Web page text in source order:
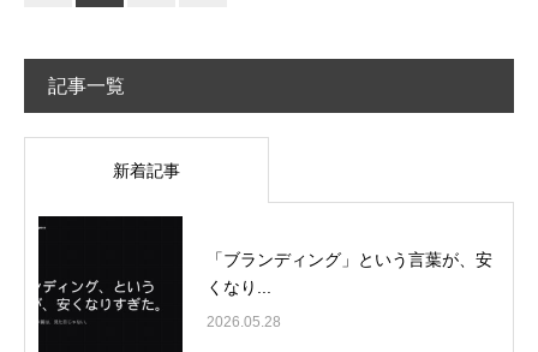
記事一覧
新着記事
「ブランディング」という言葉が、安
くなり...
2026.05.28